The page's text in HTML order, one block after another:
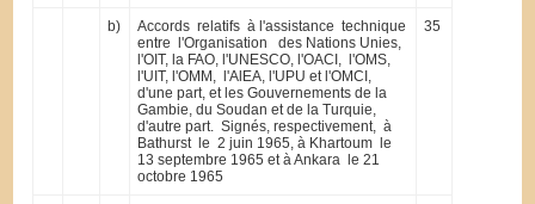
b)
Accords relatifs à l'assistance technique
entre l'Organisation des Nations Unies,
l'OIT, la FAO, l'UNESCO, l'OACI, l'OMS,
l'UIT, l'OMM, l'AlEA, l'UPU et l'OMCI,
d'une part, et les Gouvernements de la
Gambie, du Soudan et de la Turquie,
d'autre part. Signés, respectivement, à
Bathurst le 2 juin 1965, à Khartoum le
13 septembre 1965 et à Ankara le 21
octobre 1965
35